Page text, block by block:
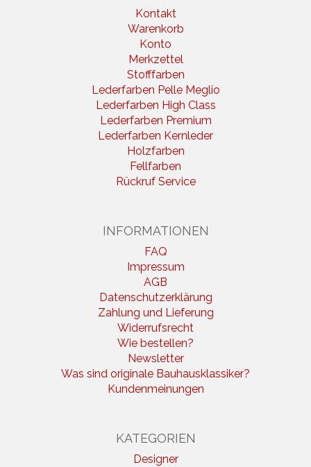
Kontakt
Warenkorb
Konto
Merkzettel
Stofffarben
Lederfarben Pelle Meglio
Lederfarben High Class
Lederfarben Premium
Lederfarben Kernleder
Holzfarben
Fellfarben
Rückruf Service
INFORMATIONEN
FAQ
Impressum
AGB
Datenschutzerklärung
Zahlung und Lieferung
Widerrufsrecht
Wie bestellen?
Newsletter
Was sind originale Bauhausklassiker?
Kundenmeinungen
KATEGORIEN
Designer